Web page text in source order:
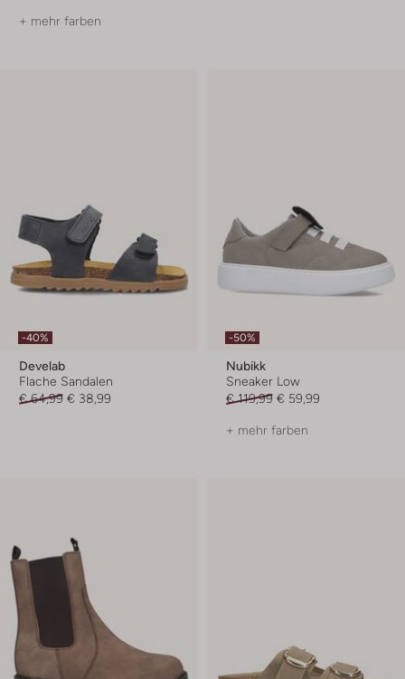
+ mehr farben
-40%
Develab
Flache Sandalen
€ 64,99 € 38,99
-50%
Nubikk
Sneaker Low
€ 119,99 € 59,99
+ mehr farben